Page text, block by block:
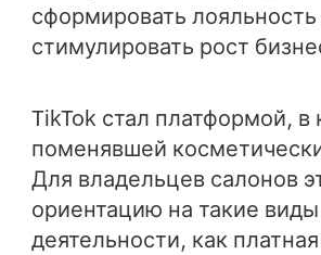
сформировать
стимулировать рост
TikTok стал платформой, в
поменявшей
Для владельцев салонов
ориентацию на такие виды
деятельности, как